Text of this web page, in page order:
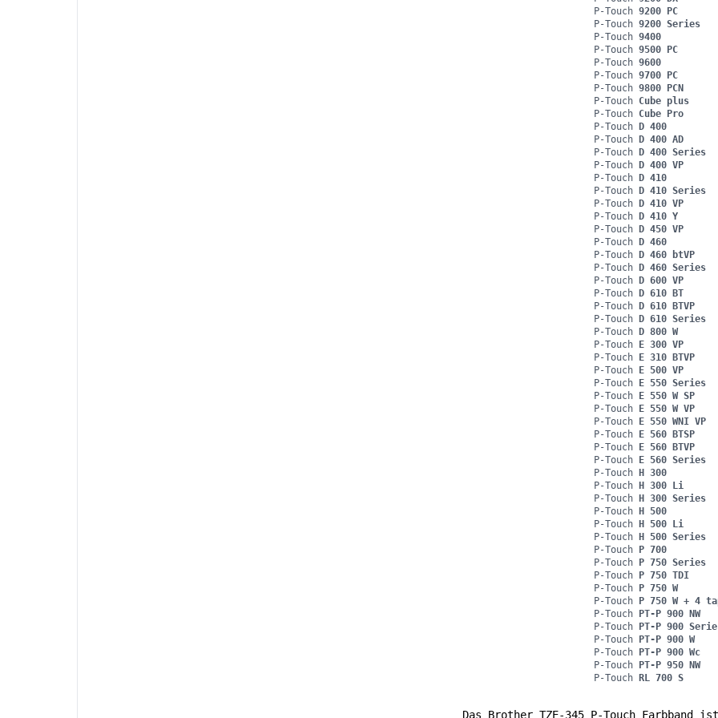
P-Touch 9200 PC
P-Touch 9200 Series
P-Touch 9400
P-Touch 9500 PC
P-Touch 9600
P-Touch 9700 PC
P-Touch 9800 PCN
P-Touch Cube plus
P-Touch Cube Pro
P-Touch D 400
P-Touch D 400 AD
P-Touch D 400 Series
P-Touch D 400 VP
P-Touch D 410
P-Touch D 410 Series
P-Touch D 410 VP
P-Touch D 410 Y
P-Touch D 450 VP
P-Touch D 460
P-Touch D 460 btVP
P-Touch D 460 Series
P-Touch D 600 VP
P-Touch D 610 BT
P-Touch D 610 BTVP
P-Touch D 610 Series
P-Touch D 800 W
P-Touch E 300 VP
P-Touch E 310 BTVP
P-Touch E 500 VP
P-Touch E 550 Series
P-Touch E 550 W SP
P-Touch E 550 W VP
P-Touch E 550 WNI VP
P-Touch E 560 BTSP
P-Touch E 560 BTVP
P-Touch E 560 Series
P-Touch H 300
P-Touch H 300 Li
P-Touch H 300 Series
P-Touch H 500
P-Touch H 500 Li
P-Touch H 500 Series
P-Touch P 700
P-Touch P 750 Series
P-Touch P 750 TDI
P-Touch P 750 W
P-Touch P 750 W + 4
P-Touch PT-P 900 NW
P-Touch PT-P 900
P-Touch PT-P 900 W
P-Touch PT-P 900 Wc
P-Touch PT-P 950 NW
P-Touch RL 700 S
Das Brother TZE-345 P-Touch Farbband